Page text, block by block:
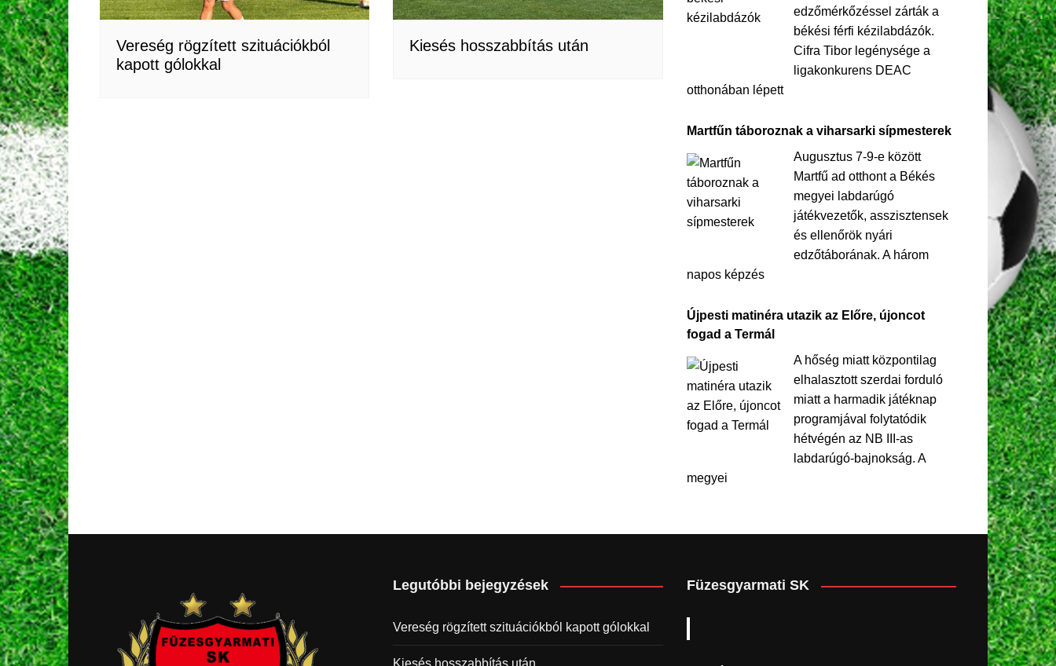
Vereség rögzített szituációkból
kapott gólokkal
Kiesés hosszabbítás után
edzőmérkőzéssel zárták a
békési férfi kézilabdázók.
Cifra Tibor legénysége a
ligakonkurens DEAC
otthonában lépett
Martfűn táboroznak a viharsarki sípmesterek
Augusztus 7-9-e között
Martfű ad otthont a Békés
megyei labdarúgó
játékvezetők, asszisztensek
és ellenőrök nyári
edzőtáborának. A három
napos képzés
Újpesti matinéra utazik az Előre, újoncot
fogad a Termál
A hőség miatt központilag
elhalasztott szerdai forduló
miatt a harmadik játéknap
programjával folytatódik
hétvégén az NB III-as
labdarúgó-bajnokság. A
megyei
Legutóbbi bejegyzések
Vereség rögzített szituációkból kapott gólokkal
Füzesgyarmati SK